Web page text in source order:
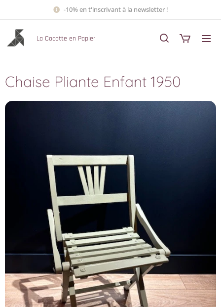
-10% en t'inscrivant à la newsletter !
La Cocotte en Papier
Chaise Pliante Enfant 1950